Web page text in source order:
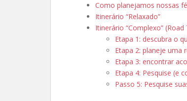
Como planejamos nossas
Itinerário “Relaxado”
Itinerário “Complexo” (Road
Etapa 1: descubra o
Etapa 2: planeje uma
Etapa 3: encontrar
Etapa 4: Pesquise (e
Passo 5: Pesquise